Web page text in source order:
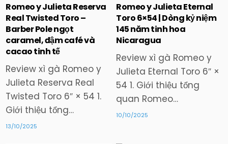
Romeo y Julieta Reserva
Real Twisted Toro –
Barber Pole ngọt
caramel, đậm café và
cacao tinh tế
Review xì gà Romeo y
Julieta Reserva Real
Twisted Toro 6″ × 54 1.
Giới thiệu tổng…
13/10/2025
Romeo y Julieta Eternal
Toro 6×54 | Dòng kỷ niệm
145 năm tinh hoa
Nicaragua
Review xì gà Romeo y
Julieta Eternal Toro 6″ ×
54 1. Giới thiệu tổng
quan Romeo…
10/10/2025